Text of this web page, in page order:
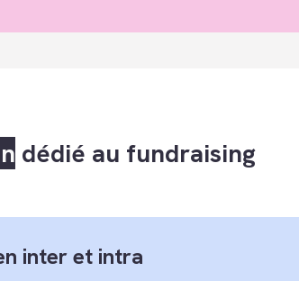
dédié au fundraising
inter et intra